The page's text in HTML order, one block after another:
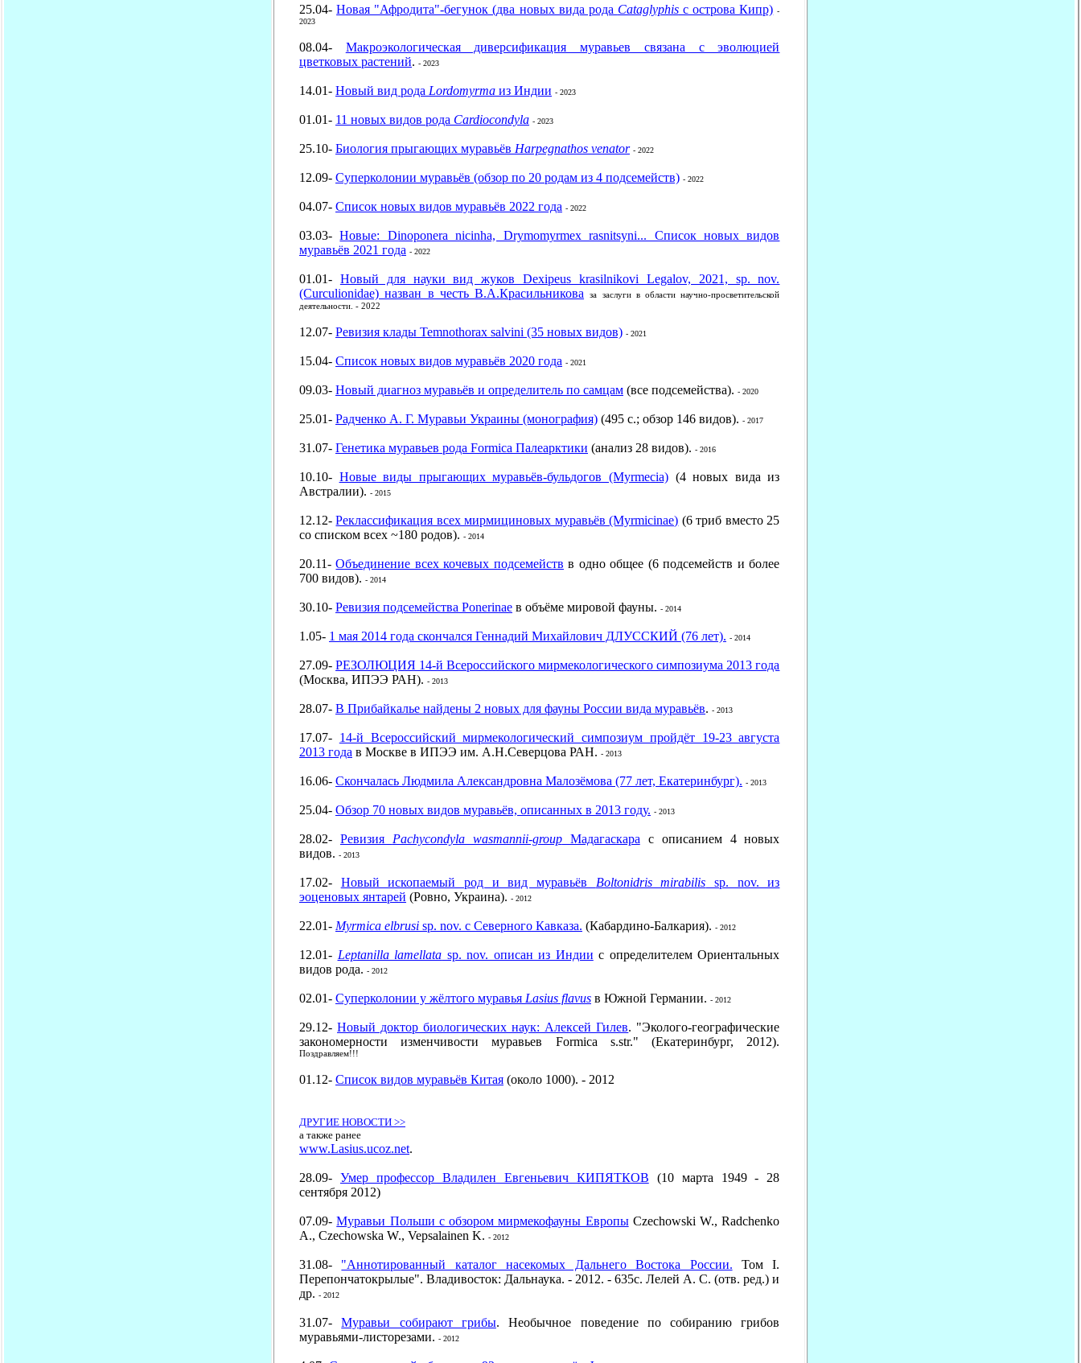
25.04-Новая "Афродита"-бегунок (два новых вида рода Cataglyphisс острова Кипр) -
2023
08.04- Макроэкологическая диверсификация муравьев связана с эволюцией
цветковых растений. - 2023
14.01- Новый вид рода Lordomyrmaиз Индии - 2023
01.01- 11 новых видов рода Cardiocondyla - 2023
25.10- Биология прыгающих муравьёв Harpegnathos venator - 2022
12.09- Суперколонии муравьёв (обзор по 20 родам из 4 подсемейств) - 2022
04.07- Список новых видов муравьёв 2022 года - 2022
03.03-Новые: Dinoponera nicinha, Drymomyrmex rasnitsyni... Список новых видов
муравьёв 2021 года - 2022
01.01- Новый для науки вид жуков Dexipeus krasilnikovi Legalov, 2021, sp. nov.
(Curculionidae) назван в честь В.А.Красильникова
за заслуги в области научно-просветительской
деятельности. - 2022
12.07- Ревизия клады Temnothorax salvini (35 новых видов) - 2021
15.04- Список новых видов муравьёв 2020 года - 2021
09.03- Новый диагноз муравьёв и определитель по самцам(все подсемейства). - 2020
25.01- Радченко А. Г. Муравьи Украины (монография)(495 с.; обзор 146 видов). - 2017
31.07- Генетика муравьев рода Formica Палеарктики (анализ 28 видов). - 2016
10.10- Новые виды прыгающих муравьёв-бульдогов (Myrmecia) (4 новых вида из
Австралии). - 2015
12.12-Реклассификация всех мирмициновых муравьёв (Myrmicinae) (6 триб вместо 25
со списком всех ~180 родов). - 2014
20.11-Объединение всех кочевых подсемейств в одно общее (6 подсемейств и более
700 видов). - 2014
30.10- Ревизия подсемейства Ponerinaeв объёме мировой фауны. - 2014
1.05- 1 мая 2014 года скончался Геннадий Михайлович ДЛУССКИЙ (76 лет). - 2014
27.09-РЕЗОЛЮЦИЯ 14-й Всероссийского мирмекологического симпозиума 2013 года
(Москва, ИПЭЭ РАН). - 2013
28.07- В Прибайкалье найдены 2 новых для фауны России вида муравьёв. - 2013
17.07- 14-й Всероссийский мирмекологический симпозиум пройдёт 19-23 августа
2013 года в Москве в ИПЭЭ им. А.Н.Северцова РАН. - 2013
16.06- Скончалась Людмила Александровна Малозёмова (77 лет, Екатеринбург). - 2013
25.04- Обзор 70 новых видов муравьёв, описанных в 2013 году. - 2013
28.02- Ревизия Pachycondyla wasmannii-groupМадагаскара с описанием 4 новых
видов. - 2013
17.02- Новый ископаемый род и вид муравьёв Boltonidris mirabilis sp. nov. из
эоценовых янтарей (Ровно, Украина). - 2012
22.01- Myrmica elbrusisp. nov. с Северного Кавказа. (Кабардино-Балкария). - 2012
12.01- Leptanilla lamellata sp. nov. описан из Индии с определителем Ориентальных
видов рода. - 2012
02.01- Суперколонии у жёлтого муравья Lasius flavusв Южной Германии. - 2012
29.12-Новый доктор биологических наук: Алексей Гилев. "Эколого-географические
закономерности изменчивости муравьев Formica s.str." (Екатеринбург, 2012).
Поздравляем!!!
01.12- Список видов муравьёв Китая(около 1000). - 2012
ДРУГИЕ НОВОСТИ >>
а также ранее
www.Lasius.ucoz.net.
28.09- Умер профессор Владилен Евгеньевич КИПЯТКОВ (10 марта 1949 - 28
сентября 2012)
07.09-Муравьи Польши с обзором мирмекофауны ЕвропыCzechowski W., Radchenko
A., Czechowska W., Vepsalainen K. - 2012
31.08- "Аннотированный каталог насекомых Дальнего Востока России. Том I.
Перепончатокрылые". Владивосток: Дальнаука. - 2012. - 635с. Лелей А. С. (отв. ред.) и
др. - 2012
31.07-Муравьи собирают грибы. Необычное поведение по собиранию грибов
муравьями-листорезами. - 2012